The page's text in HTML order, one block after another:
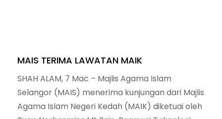
MAIS TERIMA LAWATAN MAIK
SHAH ALAM, 7 Mac – Majlis Agama Islam
Selangor (MAIS) menerima kunjungan dari Majlis
Agama Islam Negeri Kedah (MAIK) diketuai oleh